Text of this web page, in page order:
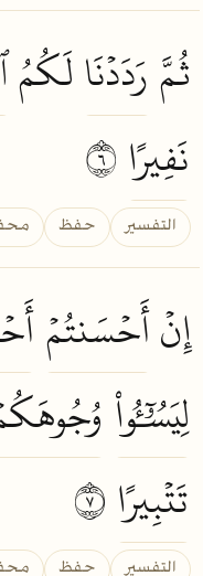
ثُمَّرَدَدۡنَالَكُمُ
نَفِيرًا
التفسير حفظ
إِنۡأَحۡسَنتُمۡ
لِيَسُـُٔواْ
تَتۡبِيرًا
التفسير حفظ